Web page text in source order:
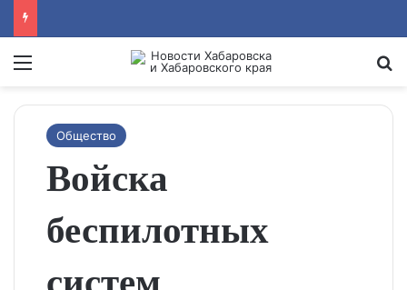
Menu
Общество
Войска
беспилотных